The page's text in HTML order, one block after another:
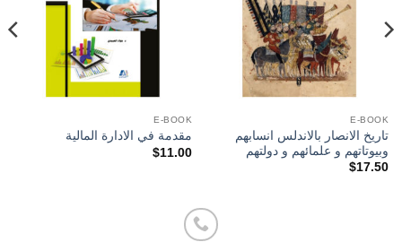
E-BOOK
تاريخ الانصار بالاندلس انسابهم
وبيوتاتهم و علمائهم و دولتهم
$17.50
E-BOOK
مقدمة في الادارة المالية
$11.00